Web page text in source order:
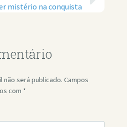
mistério na conquista
não será publicado. Campos
com *